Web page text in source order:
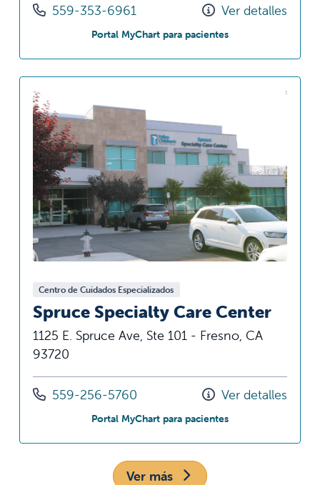
Llámenos al
559-353-6961 Ver detalles
Portal MyChart para pacientesen Downtown
Centro de Cuidados Especializados
Spruce Specialty Care Center
1125 E. Spruce Ave, Ste 101 - Fresno, CA
93720
Llámenos al
559-256-5760 Ver detalles
Portal MyChart para pacientesen Spruce
Ver más